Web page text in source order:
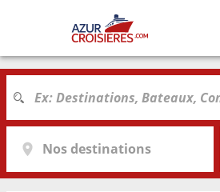
Nos destinations